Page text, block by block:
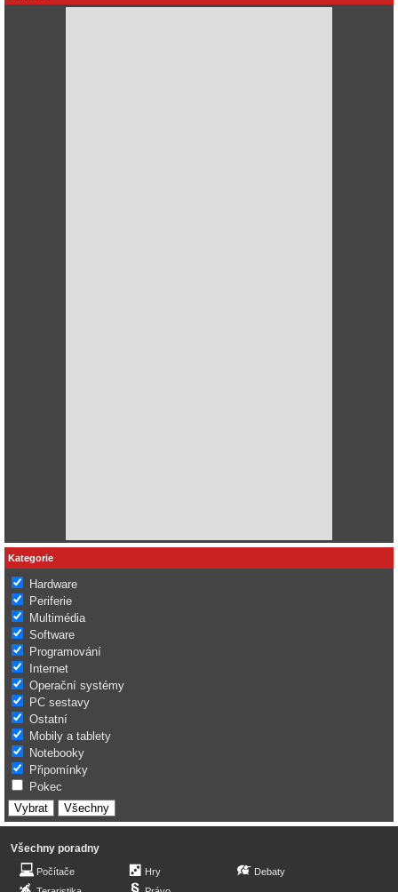
Kategorie
Hardware
Periferie
Multimédia
Software
Programování
Internet
Operační systémy
PC sestavy
Ostatní
Mobily a tablety
Notebooky
Připomínky
Pokec
Všechny poradny
Počítače
Hry
Debaty